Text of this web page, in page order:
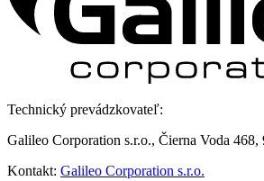
Technický prevádzkovateľ:
Galileo Corporation s.r.o., Čierna Voda 468,
Kontakt: Galileo Corporation s.r.o.